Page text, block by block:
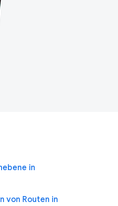
in
von Routen in